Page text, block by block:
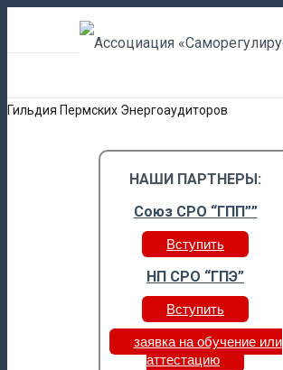
Гильдия Пермских Энергоаудиторов
НАШИ ПАРТНЕРЫ:
Союз СРО “ГПП””
Вступить
НП СРО “ГПЭ”
Вступить
заявка на обучение или
аттестацию